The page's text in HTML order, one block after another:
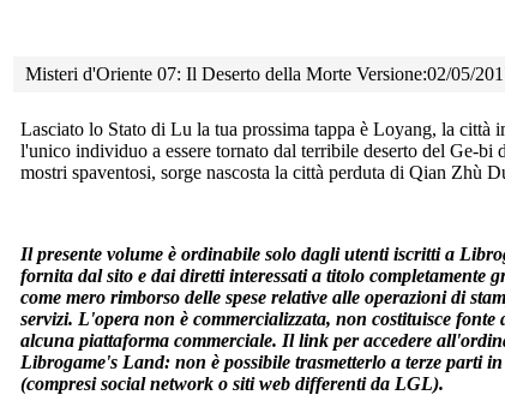
Misteri d'Oriente 07: Il Deserto della Morte Versione:02/05/
Lasciato lo Stato di Lu la tua prossima tappa è Loyang, la città
l'unico individuo a essere tornato dal terribile deserto del Ge-bi
mostri spaventosi, sorge nascosta la città perduta di Qian Zhù
Il presente volume è ordinabile solo dagli utenti iscritti a
fornita dal sito e dai diretti interessati a titolo completamente
come mero rimborso delle spese relative alle operazioni di
servizi. L'opera non è commercializzata, non costituisce
alcuna piattaforma commerciale. Il link per accedere
Librogame's Land: non è possibile trasmetterlo a terze parti
(compresi social network o siti web differenti da LGL).